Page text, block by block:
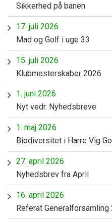
Sikkerhed på banen
17. juli 2026
Mad og Golf i uge 33
15. juli 2026
Klubmesterskaber 2026
1. juni 2026
Nyt vedr. Nyhedsbreve
1. maj 2026
Biodiversitet i Harre Vig
27. april 2026
Nyhedsbrev fra April
16. april 2026
Referat Generalforsamling